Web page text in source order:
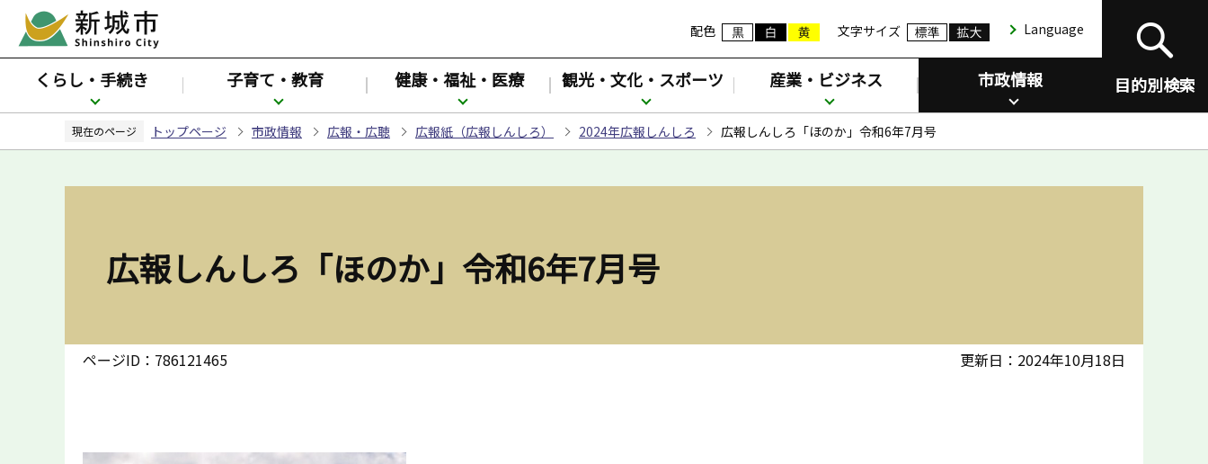
ペ
ジ
先
配色 文字サイズ Language
目的別検索
くらし・手続き 子育て・教育 健康・福祉・医療 観光・文化・スポーツ 産業・ビジネス 市政情報
現在のページ トップページ 市政情報 広報・広聴 広報紙（広報しんしろ） 2024年広報しんしろ 広報しんしろ「ほのか」令和6年7月号
広報しんしろ「ほのか」令和6年7月号
ページID：786121465 更新日：2024年10月18日